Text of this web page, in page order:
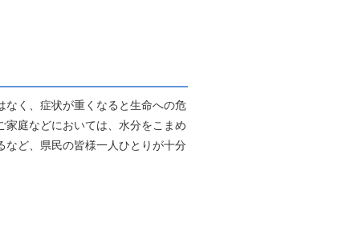
く、症状が重くなると生命への危
庭などにおいては、水分をこまめ
など、県民の皆様一人ひとりが十分